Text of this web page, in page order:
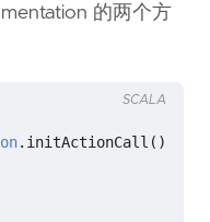
的两个方
. initActionCall ();
SCALA